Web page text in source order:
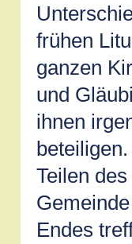
frühen
ganzen
und
ihnen
Teilen
Endes